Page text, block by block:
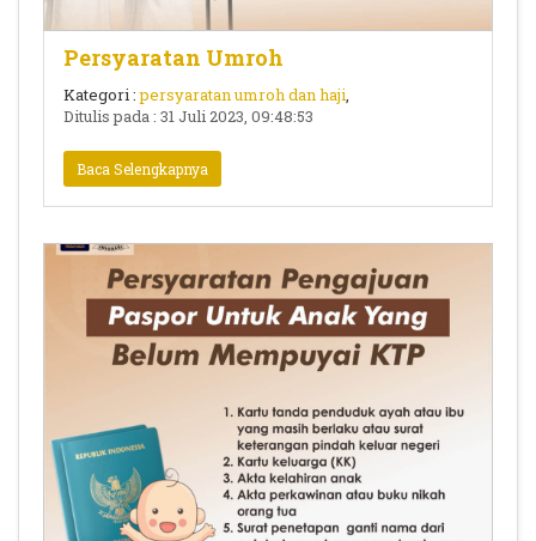
Persyaratan Umroh
Kategori :persyaratan umroh dan haji,
Ditulis pada : 31 Juli 2023, 09:48:53
Baca Selengkapnya